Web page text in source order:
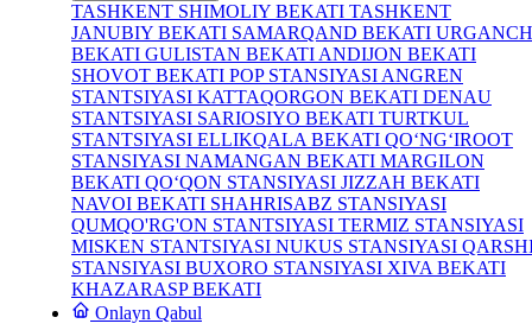
TASHKENT SHIMOLIY BEKATI TASHKENT
JANUBIY BEKATI SAMARQAND BEKATI URGANCH
BEKATI GULISTAN BEKATI ANDIJON BEKATI
SHOVOT BEKATI POP STANSIYASI ANGREN
STANTSIYASI KATTAQORGON BEKATI DENAU
STANTSIYASI SARIOSIYO BEKATI TURTKUL
STANTSIYASI ELLIKQALA BEKATI QO‘NG‘IROOT
STANSIYASI NAMANGAN BEKATI MARGILON
BEKATI QO‘QON STANSIYASI JIZZAH BEKATI
NAVOI BEKATI SHAHRISABZ STANSIYASI
QUMQO'RG'ON STANTSIYASI TERMIZ STANSIYASI
MISKEN STANTSIYASI NUKUS STANSIYASI
STANSIYASI BUXORO STANSIYASI XIVA BEKATI
KHAZARASP BEKATI
Onlayn Qabul